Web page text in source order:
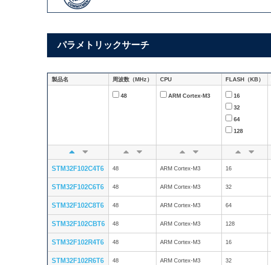
パラメトリックサーチ
製品名 周波数（MHz） CPU FLASH（KB）
48 ARM Cortex-M3
16
32
64
128
STM32F102C4T6 48 ARM Cortex-M3 16
STM32F102C6T6 48 ARM Cortex-M3 32
STM32F102C8T6 48 ARM Cortex-M3 64
STM32F102CBT6 48 ARM Cortex-M3 128
STM32F102R4T6 48 ARM Cortex-M3 16
STM32F102R6T6 48 ARM Cortex-M3 32